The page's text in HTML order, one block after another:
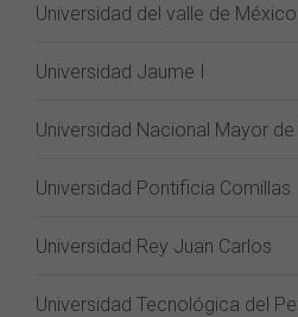
Universidad del valle de México
Universidad Jaume I
Universidad Nacional Mayor
Universidad Pontificia Comillas
Universidad Rey Juan Carlos
Universidad Tecnológica del